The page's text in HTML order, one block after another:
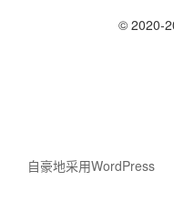
© 2020-
自豪地采用WordPress